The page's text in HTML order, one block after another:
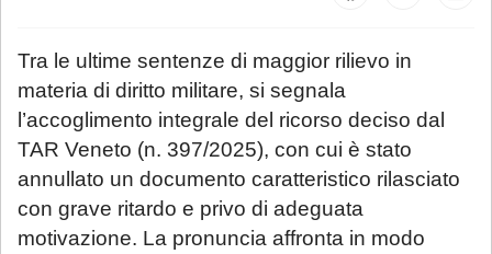
Tra le ultime sentenze di maggior rilievo in
materia di diritto militare, si segnala
l’accoglimento integrale del ricorso deciso dal
TAR Veneto (n. 397/2025), con cui è stato
annullato un documento caratteristico rilasciato
con grave ritardo e privo di adeguata
motivazione. La pronuncia affronta in modo